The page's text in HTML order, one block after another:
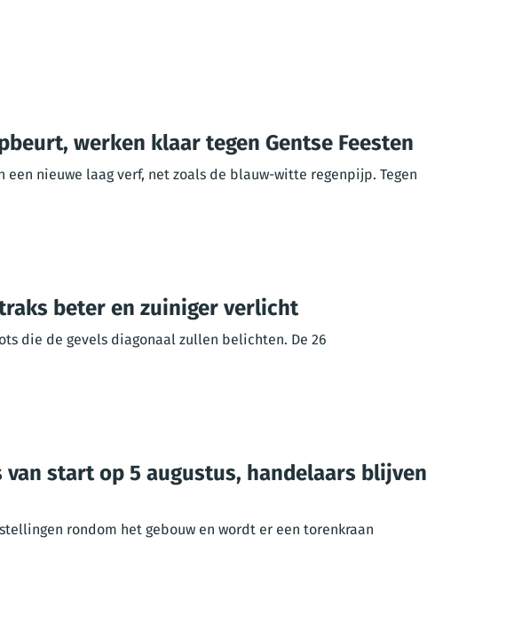
werken klaar tegen Gentse Feesten
een nieuwe laag verf, net zoals de blauw-witte regenpijp. Tegen
beter en zuiniger verlicht
die de gevels diagonaal zullen belichten. De 26
start op 5 augustus, handelaars blijven
rondom het gebouw en wordt er een torenkraan